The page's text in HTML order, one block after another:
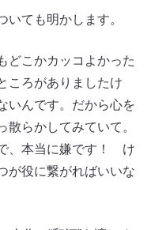
ても明かします。
どこかカッコよかった
ころがありましたけ
いんです。だから心を
らかしてみていて。
、本当に嫌です！ け
が役に繋がればいいな